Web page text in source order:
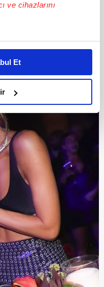
ve cihazlarını
sizlere özel
Bunu yaparken
deneyimi sunmak
sunabilmek adına
ve bu noktada,
noktasında tek gelir
isteriz.
izin vermedikleri
için İnternet
ait çerezler
çeşitli kişisel
olan çerezler bilgi
amacıyla
sitemizin daha işlevsel
sizlere yönelik
Et